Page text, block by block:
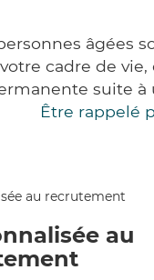
âgées
cadre de
suite
Être rappelé
au